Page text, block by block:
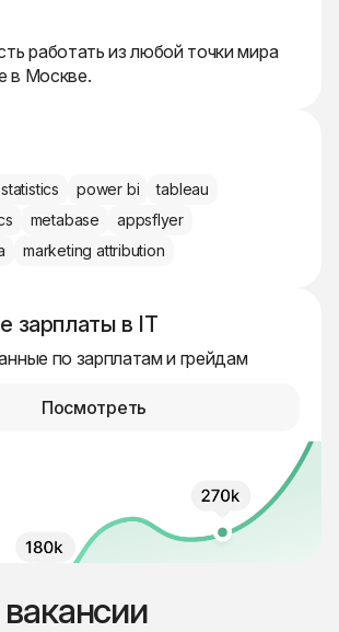
работать из любой точки мира
в Москве.
statistics power bi
tableau
metabase
appsflyer
marketing attribution
зарплаты в IT
по зарплатам и грейдам
Посмотреть